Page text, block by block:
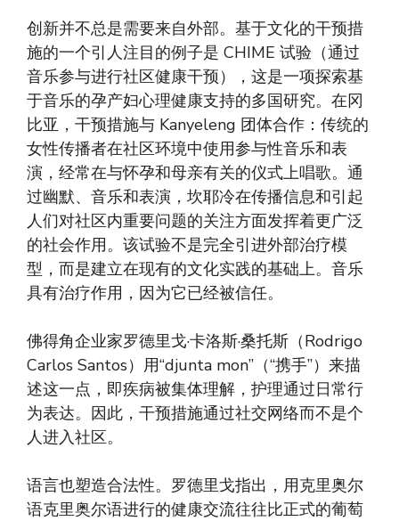
创新并不总是需要来自外部。基于文化的干预措
施的一个引人注目的例子是 CHIME 试验（通过
音乐参与进行社区健康干预），这是一项探索基
于音乐的孕产妇心理健康支持的多国研究。在冈
比亚，干预措施与 Kanyeleng 团体合作：传统的
女性传播者在社区环境中使用参与性音乐和表
演，经常在与怀孕和母亲有关的仪式上唱歌。通
过幽默、音乐和表演，坎耶冷在传播信息和引起
人们对社区内重要问题的关注方面发挥着更广泛
的社会作用。该试验不是完全引进外部治疗模
型，而是建立在现有的文化实践的基础上。音乐
具有治疗作用，因为它已经被信任。
佛得角企业家罗德里戈·卡洛斯·桑托斯（Rodrigo
Carlos Santos）用“djunta mon”（“携手”）来描
述这一点，即疾病被集体理解，护理通过日常行
为表达。因此，干预措施通过社交网络而不是个
人进入社区。
语言也塑造合法性。罗德里戈指出，用克里奥尔
语克里奥尔语进行的健康交流往往比正式的葡萄